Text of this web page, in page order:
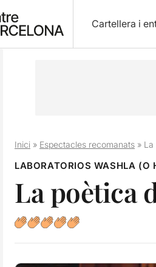
Cartellera i
Inici» Espectacles recomanats» La
LABORATORIOS WASHLA (O
La poètica